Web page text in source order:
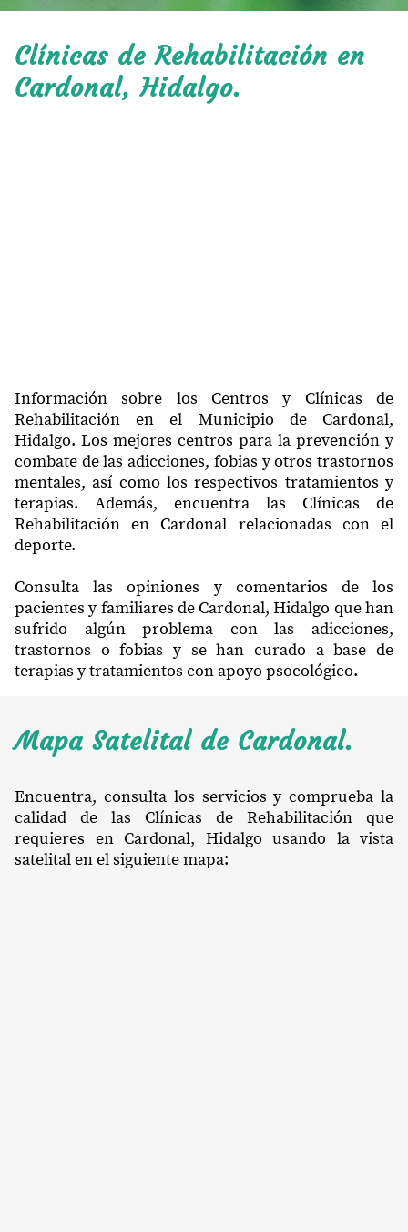
Clínicas de Rehabilitación en
Cardonal, Hidalgo.
Información sobre los Centros y Clínicas de
Rehabilitación en el Municipio de Cardonal,
Hidalgo. Los mejores centros para la prevención y
combate de las adicciones, fobias y otros trastornos
mentales, así como los respectivos tratamientos y
terapias. Además, encuentra las Clínicas de
Rehabilitación en Cardonal relacionadas con el
deporte.
Consulta las opiniones y comentarios de los
pacientes y familiares de Cardonal, Hidalgo que han
sufrido algún problema con las adicciones,
trastornos o fobias y se han curado a base de
terapias y tratamientos con apoyo psocológico.
Mapa Satelital de Cardonal.
Encuentra, consulta los servicios y comprueba la
calidad de las Clínicas de Rehabilitación que
requieres en Cardonal, Hidalgo usando la vista
satelital en el siguiente mapa: